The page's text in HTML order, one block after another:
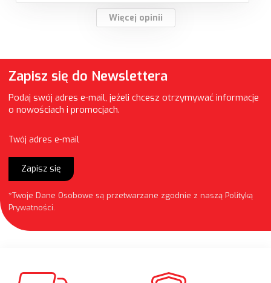
Więcej opinii
Zapisz się do Newslettera
Podaj swój adres e-mail, jeżeli chcesz otrzymywać informacje
o nowościach i promocjach.
Twój adres e-mail
Zapisz się
*Twoje Dane Osobowe są przetwarzane zgodnie z naszą Polityką
Prywatności.